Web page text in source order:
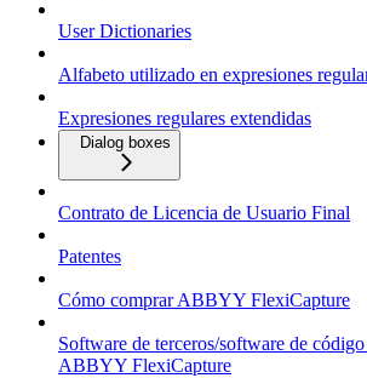
User Dictionaries
Alfabeto utilizado en expresiones
Expresiones regulares extendidas
Dialog boxes
Contrato de Licencia de Usuario Final
Patentes
Cómo comprar ABBYY FlexiCapture
Software de terceros/software de
ABBYY FlexiCapture